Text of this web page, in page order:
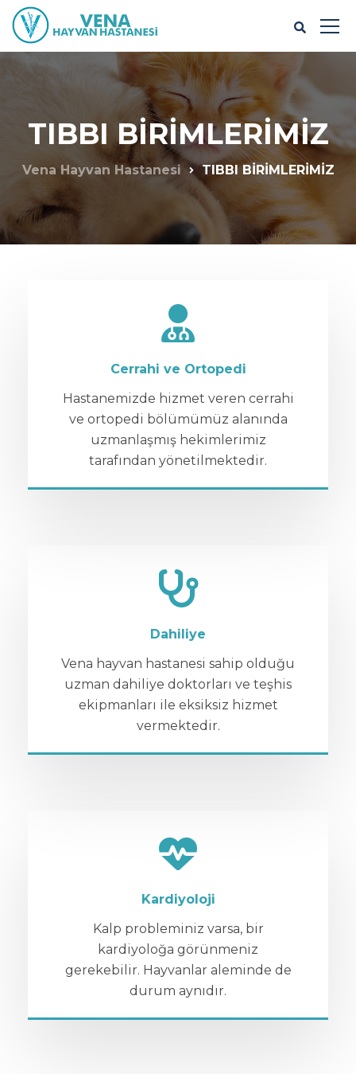
TIBBI BİRİMLERİMİZ
Vena Hayvan Hastanesi TIBBI BİRİMLERİMİZ
Cerrahi ve Ortopedi
Hastanemizde hizmet veren cerrahi
ve ortopedi bölümümüz alanında
uzmanlaşmış hekimlerimiz
tarafından yönetilmektedir.
Dahiliye
Vena hayvan hastanesi sahip olduğu
uzman dahiliye doktorları ve teşhis
ekipmanları ile eksiksiz hizmet
vermektedir.
Kardiyoloji
Kalp probleminiz varsa, bir
kardiyoloğa görünmeniz
gerekebilir. Hayvanlar aleminde de
durum aynıdır.